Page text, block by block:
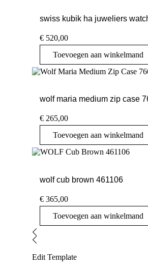
swiss kubik ha juweliers
€ 520,00
Toevoegen aan winkelmand
wolf maria medium zip case
€ 265,00
Toevoegen aan winkelmand
wolf cub brown 461106
€ 365,00
Toevoegen aan winkelmand
Edit Template